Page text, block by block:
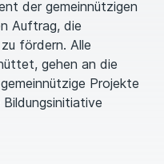
der gemeinnützigen
Auftrag, die
fördern. Alle
gehen an die
Projekte